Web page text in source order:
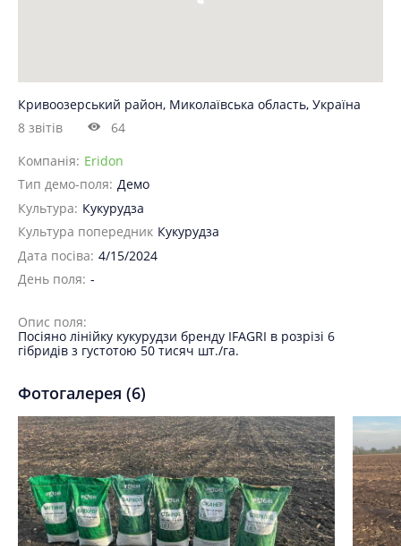
Кривоозерський район, Миколаївська область, Україна
8 звітів
64
Компанія: Eridon
Тип демо-поля: Демо
Культура: Кукурудза
Культура попередник Кукурудза
Дата посіва: 4/15/2024
День поля: -
Опис поля:
Посіяно лінійку кукурудзи бренду IFAGRI в розрізі 6
гібридів з густотою 50 тисяч шт./га.
Фотогалерея (6)